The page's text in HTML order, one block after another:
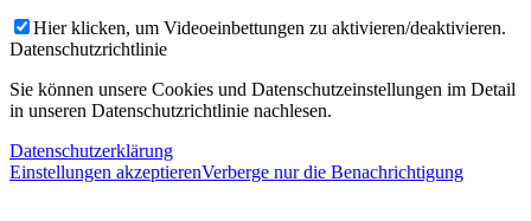
Hier klicken, um Videoeinbettungen zu aktivieren/deaktivieren.
Datenschutzrichtlinie
Sie können unsere Cookies und Datenschutzeinstellungen im Detail
in unseren Datenschutzrichtlinie nachlesen.
Datenschutzerklärung
Einstellungen akzeptierenVerberge nur die Benachrichtigung